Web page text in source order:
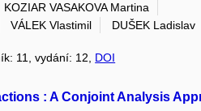
KOZIAR VASAKOVA Martina
VÁLEK Vlastimil
DUŠEK Ladislav
11, vydání: 12, DOI
: A Conjoint Analysis